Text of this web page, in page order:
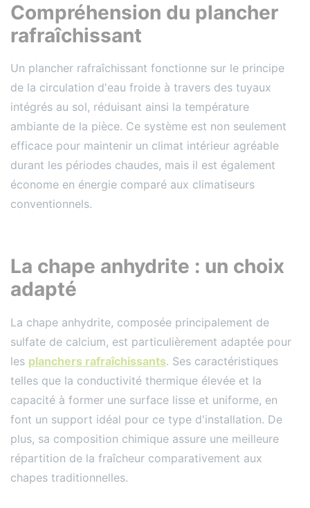
Compréhension du plancher
rafraîchissant
Un plancher rafraîchissant fonctionne sur le principe
de la circulation d'eau froide à travers des tuyaux
intégrés au sol, réduisant ainsi la température
ambiante de la pièce. Ce système est non seulement
efficace pour maintenir un climat intérieur agréable
durant les périodes chaudes, mais il est également
économe en énergie comparé aux climatiseurs
conventionnels.
La chape anhydrite : un choix
adapté
La chape anhydrite, composée principalement de
sulfate de calcium, est particulièrement adaptée pour
les planchers rafraîchissants. Ses caractéristiques
telles que la conductivité thermique élevée et la
capacité à former une surface lisse et uniforme, en
font un support idéal pour ce type d'installation. De
plus, sa composition chimique assure une meilleure
répartition de la fraîcheur comparativement aux
chapes traditionnelles.